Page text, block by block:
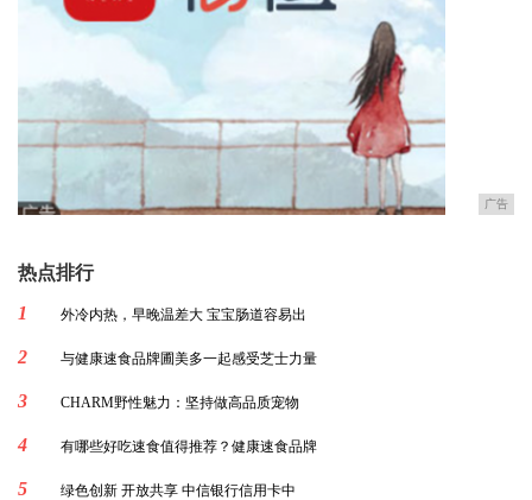
广告
热点排行
1
外冷内热，早晚温差大 宝宝肠道容易出
2 与健康速食品牌圃美多一起感受芝士力量
3 CHARM野性魅力：坚持做高品质宠物
4 有哪些好吃速食值得推荐？健康速食品牌
5 绿色创新 开放共享 中信银行信用卡中